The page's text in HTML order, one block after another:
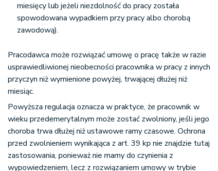
miesięcy lub jeżeli niezdolność do pracy została
spowodowana wypadkiem przy pracy albo chorobą
zawodową).
Pracodawca może rozwiązać umowę o pracę także w razie
usprawiedliwionej nieobecności pracownika w pracy z innych
przyczyn niż wymienione powyżej, trwającej dłużej niż
miesiąc.
Powyższa regulacja oznacza w praktyce, że pracownik w
wieku przedemerytalnym może zostać zwolniony, jeśli jego
choroba trwa dłużej niż ustawowe ramy czasowe. Ochrona
przed zwolnieniem wynikająca z art. 39 kp nie znajdzie tutaj
zastosowania, ponieważ nie mamy do czynienia z
wypowiedzeniem, lecz z rozwiązaniem umowy w trybie